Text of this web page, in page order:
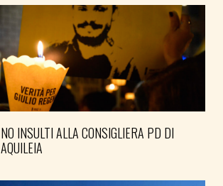
NO INSULTI ALLA CONSIGLIERA PD DI
AQUILEIA